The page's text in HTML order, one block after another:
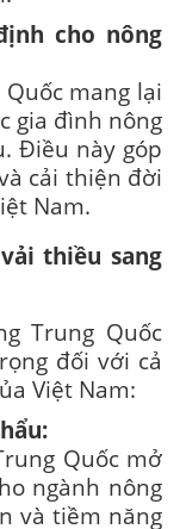
cho nông
mang lại
gia đình nông
Điều này góp
cải thiện đời
Nam.
thiều sang
Trung Quốc
đối với cả
Việt Nam:
Quốc mở
ngành nông
và tiềm năng